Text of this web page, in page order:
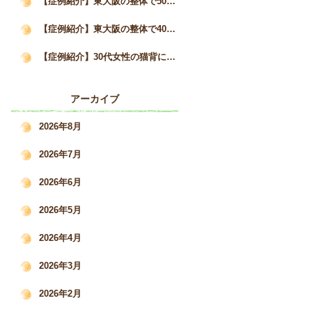
【症例紹介】東大阪の整体で40代女性の猫背・巻き肩を改善｜慢性的な肩こりと疲労感の変化｜姿勢矯正院スタイルケア
【症例紹介】30代女性の猫背による肩こり・腰痛を根本改善した施術事例｜姿勢矯正院スタイルケア
アーカイブ
2026年8月
2026年7月
2026年6月
2026年5月
2026年4月
2026年3月
2026年2月